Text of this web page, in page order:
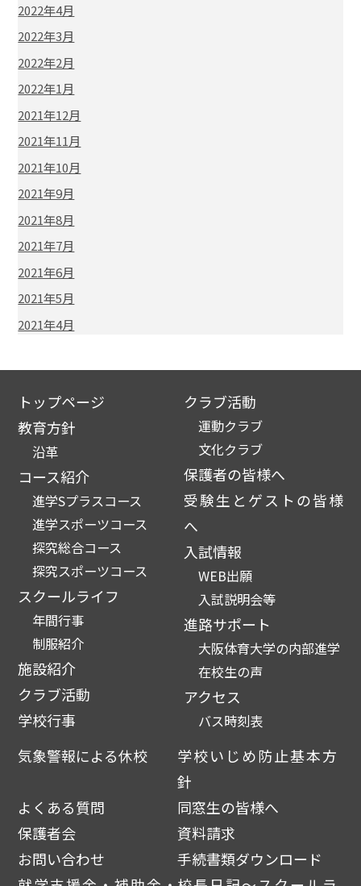
2022年4月
2022年3月
2022年2月
2022年1月
2021年12月
2021年11月
2021年10月
2021年9月
2021年8月
2021年7月
2021年6月
2021年5月
2021年4月
トップページ
教育方針
沿革
コース紹介
進学Sプラスコース
進学スポーツコース
探究総合コース
探究スポーツコース
スクールライフ
年間行事
制服紹介
施設紹介
クラブ活動
学校行事
クラブ活動
運動クラブ
文化クラブ
保護者の皆様へ
受験生とゲストの皆様
へ
入試情報
WEB出願
入試説明会等
進路サポート
大阪体育大学の内部進学
在校生の声
アクセス
バス時刻表
気象警報による休校
学校いじめ防止基本方
針
よくある質問
同窓生の皆様へ
保護者会
資料請求
お問い合わせ
手続書類ダウンロード